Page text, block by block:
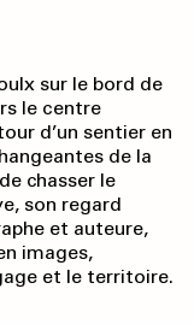
sur le bord de
le centre
d’un sentier en
de la
chasser le
son regard
et auteure,
images,
et le territoire.